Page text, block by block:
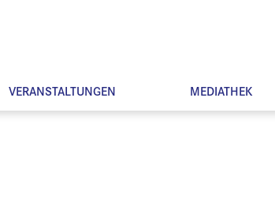
VERANSTALTUNGEN MEDIATHEK